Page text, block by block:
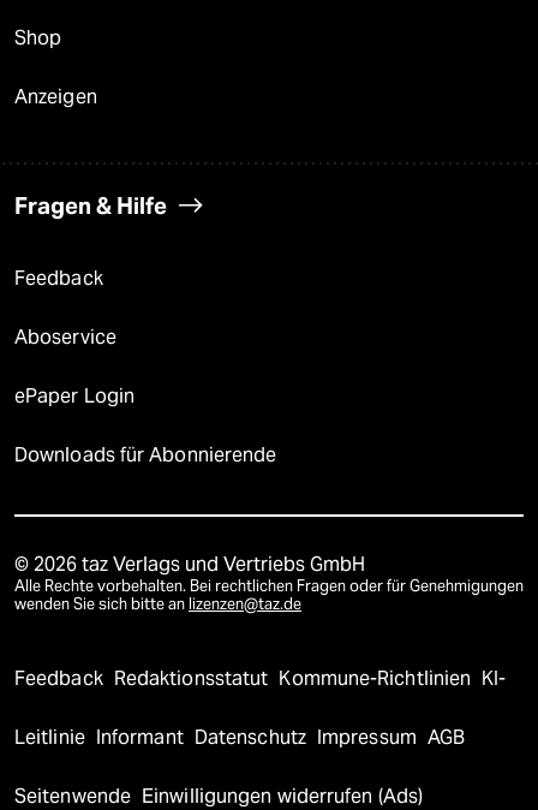
Shop
Anzeigen
Fragen & Hilfe
Feedback
Aboservice
ePaper Login
Downloads für Abonnierende
© 2026 taz Verlags und Vertriebs GmbH
Alle Rechte vorbehalten. Bei rechtlichen Fragen oder für Genehmigungen
wenden Sie sich bitte an lizenzen@taz.de
Feedback Redaktionsstatut Kommune-Richtlinien KI-
Leitlinie Informant Datenschutz Impressum AGB
Seitenwende Einwilligungen widerrufen (Ads)